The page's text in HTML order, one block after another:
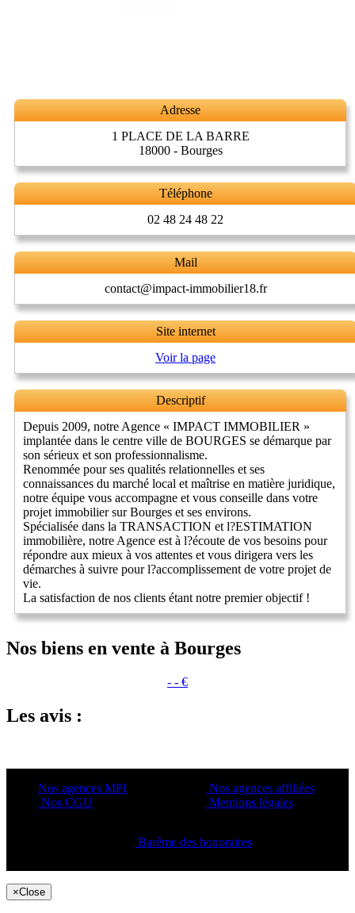
Adresse
1 PLACE DE LA BARRE
18000 - Bourges
Téléphone
02 48 24 48 22
Mail
contact@impact-immobilier18.fr
Site internet
Voir la page
Descriptif
Depuis 2009, notre Agence « IMPACT IMMOBILIER »
implantée dans le centre ville de BOURGES se démarque par
son sérieux et son professionnalisme.
Renommée pour ses qualités relationnelles et ses
connaissances du marché local et maîtrise en matière juridique,
notre équipe vous accompagne et vous conseille dans votre
projet immobilier sur Bourges et ses environs.
Spécialisée dans la TRANSACTION et l?ESTIMATION
immobilière, notre Agence est à l?écoute de vos besoins pour
répondre aux mieux à vos attentes et vous dirigera vers les
démarches à suivre pour l?accomplissement de votre projet de
vie.
La satisfaction de nos clients étant notre premier objectif !
Nos biens en vente à Bourges
- - €
Les avis :
Nos agences MPI
Nos CGU
Nos agences affiliées
Mentions légales
Barême des honoraires
×Close